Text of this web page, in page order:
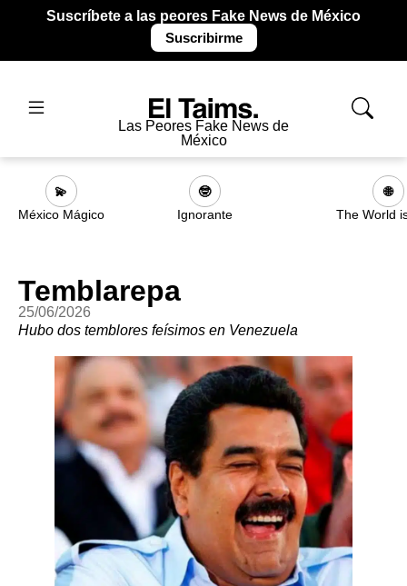
Suscríbete a las peores Fake News de México
Suscribirme
Las Peores Fake News de
México
💫
México Mágico
🤓
Ignorante
🌐
The World
Temblarepa
25/06/2026
Hubo dos temblores feísimos en Venezuela